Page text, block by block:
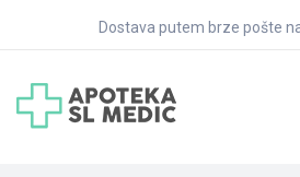
Dostava putem brze pošte